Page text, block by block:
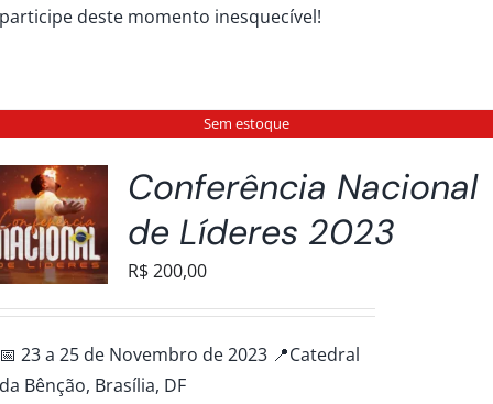
participe deste momento inesquecível!
Sem estoque
Conferência Nacional
de Líderes 2023
R$200,00
📅 23 a 25 de Novembro de 2023 📍Catedral
da Bênção, Brasília, DF